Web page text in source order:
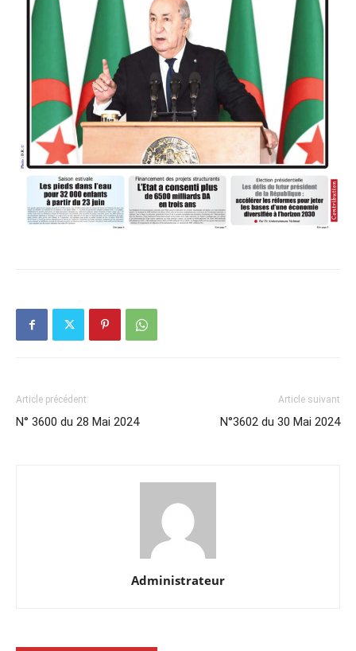
Article précédent
N° 3600 du 28 Mai 2024
Article suivant
N°3602 du 30 Mai 2024
Administrateur